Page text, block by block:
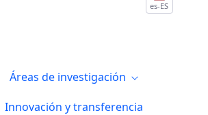
es-ES
Áreas de investigación
Innovación y transferencia